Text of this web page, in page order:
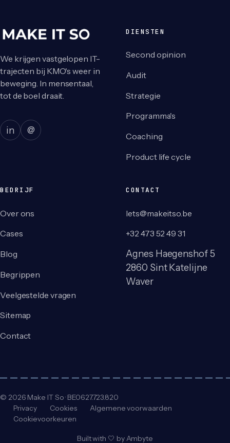
We krijgen vastgelopen IT-
trajecten bij KMO's weer in
beweging. In mensentaal,
tot de boel draait.
in @
DIENSTEN
Second opinion
Audit
Strategie
Programma's
Coaching
Product life cycle
BEDRIJF
Over ons
Cases
Blog
Begrippen
Veelgestelde vragen
Sitemap
Contact
CONTACT
lets@makeitso.be
+32 473 52 49 31
Agnes Haegenshof 5
2860 Sint Katelijne
Waver
© 2026 Make IT So · BE0627.723.820
Privacy
Cookies
Algemene voorwaarden
Cookievoorkeuren
Built with 🤍 by Ambyte